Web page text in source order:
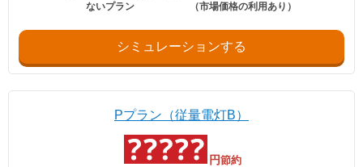
ないプラン
（市場価格の利用あり）
シミュレーションする
Pプラン（従量電灯B）
円節約